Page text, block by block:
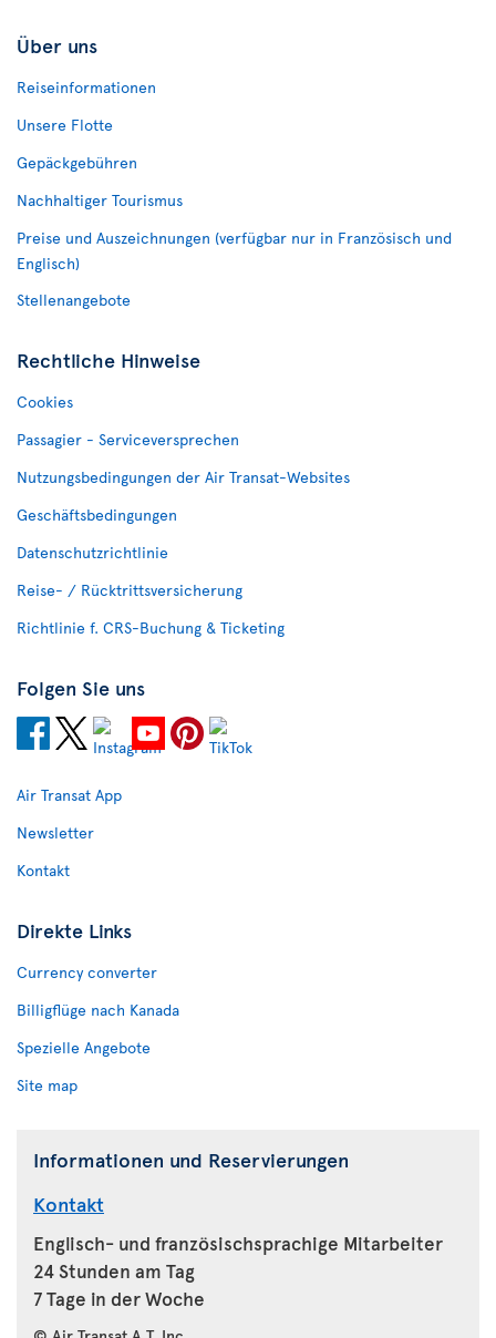
Über uns
Reiseinformationen
Unsere Flotte
Gepäckgebühren
Nachhaltiger Tourismus
Preise und Auszeichnungen (verfügbar nur in Französisch und
Englisch)
Stellenangebote
Rechtliche Hinweise
Cookies
Passagier - Serviceversprechen
Nutzungsbedingungen der Air Transat-Websites
Geschäftsbedingungen
Datenschutzrichtlinie
Reise- / Rücktrittsversicherung
Richtlinie f. CRS-Buchung & Ticketing
Folgen Sie uns
Air Transat App
Newsletter
Kontakt
Direkte Links
Currency converter
Billigflüge nach Kanada
Spezielle Angebote
Site map
Informationen und Reservierungen
Kontakt
Englisch- und französischsprachige Mitarbeiter
24 Stunden am Tag
7 Tage in der Woche